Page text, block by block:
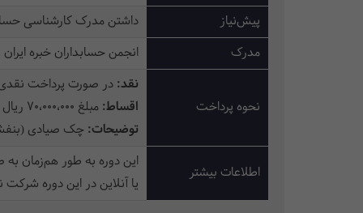
پیش‌نیاز
داشتن مدرک کارشناسی
مدرک
انجمن حسابداران خبره
نحوه پرداخت
نقد: در صورت پرداخت نقدی، مبلغ 8،000،000 ریال
اقساط: مبلغ 70،000،000 ریال بابت پیش پرداخت و الباقی در2 فقره چک به فاصله 3 ماه یکبار، مساوی
توضیحات: چک صیادی
اطلاعات بیشتر
این دوره به طور هم‌زمان
یا آنلاین در این دوره شرکت